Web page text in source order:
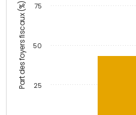
Part des foyers fiscaux (%) 25
50
75